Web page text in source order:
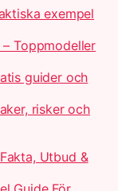
exempel
Toppmodeller
guider och
risker och
Utbud &